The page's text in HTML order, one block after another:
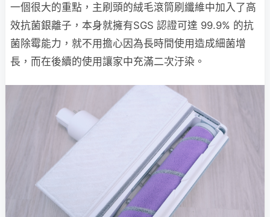
一個很大的重點，主刷頭的絨毛滾筒刷纖維中加入了高
效抗菌銀離子，本身就擁有SGS 認證可達 99.9% 的抗
菌除霉能力，就不用擔心因為長時間使用造成細菌增
長，而在後續的使用讓家中充滿二次汙染。